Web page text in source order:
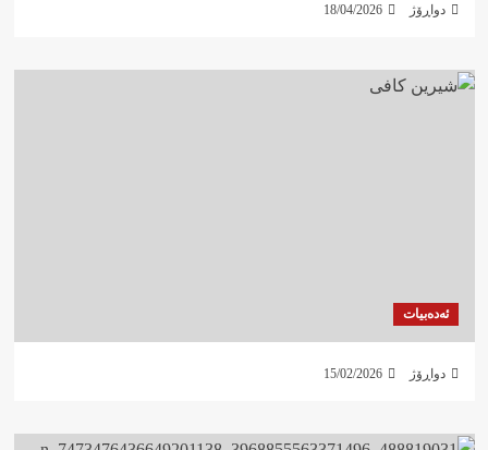
دواڕۆژ 18/04/2026
ئەدەبیات
دواڕۆژ 15/02/2026